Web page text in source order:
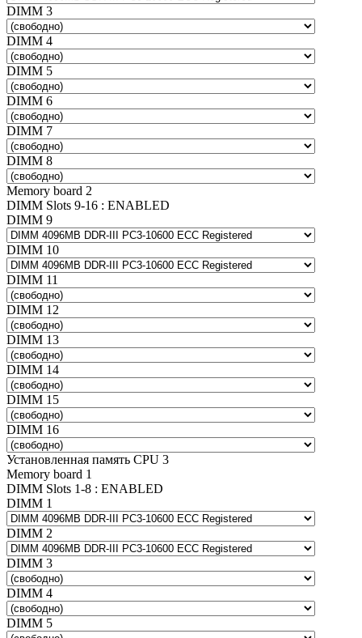
DIMM 3
DIMM 4
DIMM 5
DIMM 6
DIMM 7
DIMM 8
Memory board 2
DIMM Slots 9-16 : ENABLED
DIMM 9
DIMM 10
DIMM 11
DIMM 12
DIMM 13
DIMM 14
DIMM 15
DIMM 16
Установленная память CPU 3
Memory board 1
DIMM Slots 1-8 : ENABLED
DIMM 1
DIMM 2
DIMM 3
DIMM 4
DIMM 5